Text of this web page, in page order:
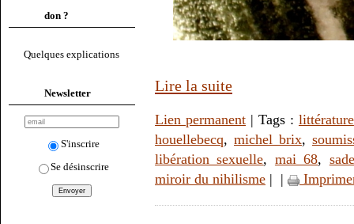
don ?
Quelques explications
Newsletter
S'inscrire
Se désinscrire
Lire la suite
Lien permanent | Tags : littérature
houellebecq, michel brix,
libération sexuelle, mai 68, sade
miroir du nihilisme | |